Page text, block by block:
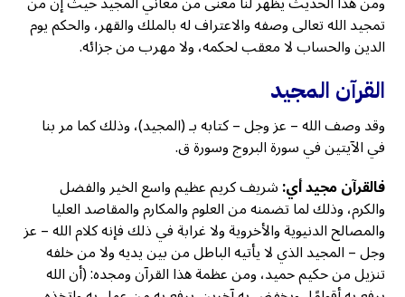
تمجيد الله تعالى وصفه والاعتراف له بالملك والقهر، والحكم يوم
الدين والحساب لا معقب لحكمه، ولا مهرب من جزائه.
القرآن المجيد
وقد وصف الله – عز وجل – كتابه بـ (المجيد)، وذلك كما مر بنا
في الآيتين في سورة البروج وسورة ق.
فالقرآن مجيد أي:شريف كريم عظيم واسع الخير والفضل
والكرم، وذلك لما تضمنه من العلوم والمكارم والمقاصد العليا
والمصالح الدنيوية والأخروية ولا غرابة في ذلك فإنه كلام الله – عز
وجل – المجيد الذي لا يأتيه الباطل من بين يديه ولا من خلفه
تنزيل من حكيم حميد، ومن عظمة هذا القرآن ومجده: (أن الله